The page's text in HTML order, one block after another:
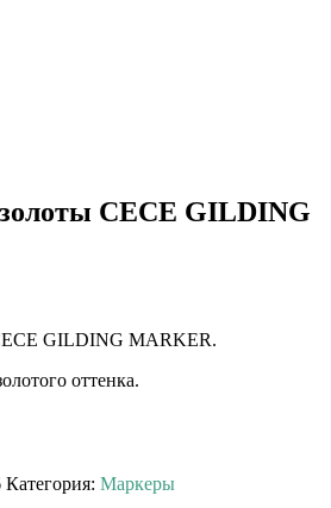
CECE GILDING
GILDING MARKER.
оттенка.
Категория: Маркеры